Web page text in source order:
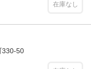
在庫なし
330-50